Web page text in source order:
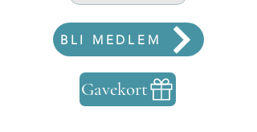
BLI MEDLEM
Gavekort